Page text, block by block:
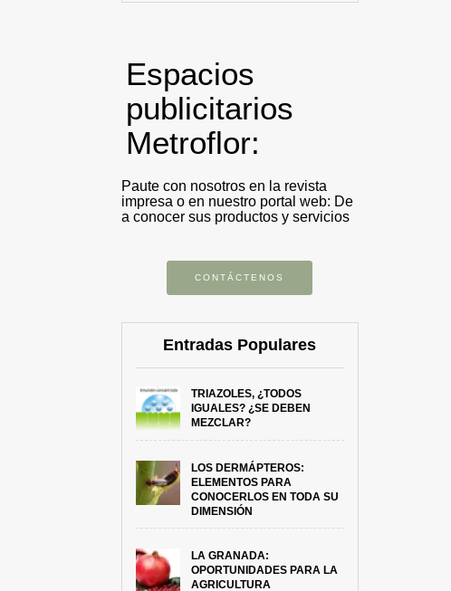
Espacios
publicitarios
Metroflor:
Paute con nosotros en la revista
impresa o en nuestro portal web: De
a conocer sus productos y servicios
CONTÁCTENOS
Entradas Populares
TRIAZOLES, ¿TODOS
IGUALES? ¿SE DEBEN
MEZCLAR?
LOS DERMÁPTEROS:
ELEMENTOS PARA
CONOCERLOS EN TODA SU
DIMENSIÓN
LA GRANADA:
OPORTUNIDADES PARA LA
AGRICULTURA